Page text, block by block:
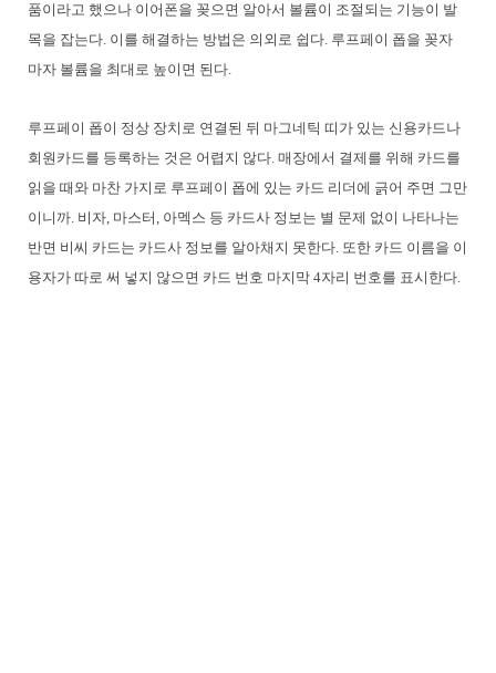
품이라고 했으나 이어폰을 꽂으면 알아서 볼륨이 조절되는 기능이 발
목을 잡는다. 이를 해결하는 방법은 의외로 쉽다. 루프페이 폽을 꽂자
마자 볼륨을 최대로 높이면 된다.
루프페이 폽이 정상 장치로 연결된 뒤 마그네틱 띠가 있는 신용카드나
회원카드를 등록하는 것은 어렵지 않다. 매장에서 결제를 위해 카드를
읽을 때와 마찬 가지로 루프페이 폽에 있는 카드 리더에 긁어 주면 그만
이니까. 비자, 마스터, 아멕스 등 카드사 정보는 별 문제 없이 나타나는
반면 비씨 카드는 카드사 정보를 알아채지 못한다. 또한 카드 이름을 이
용자가 따로 써 넣지 않으면 카드 번호 마지막 4자리 번호를 표시한다.